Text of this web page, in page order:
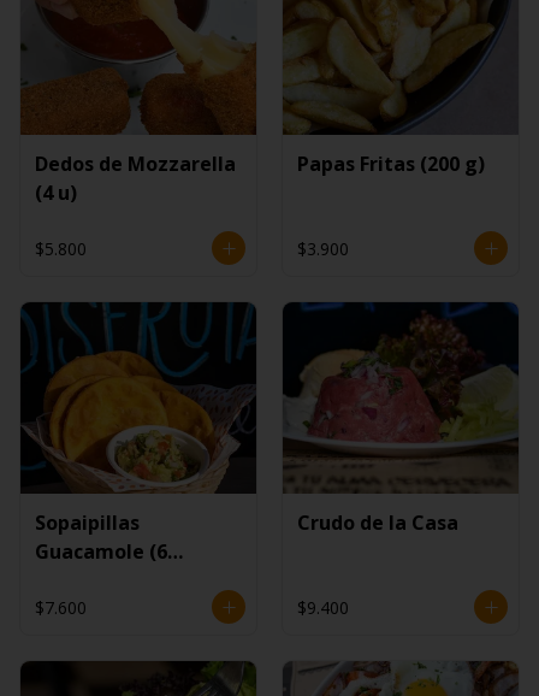
Dedos de Mozzarella
(4 u)
$5.800
Papas Fritas (200 g)
$3.900
Sopaipillas
Guacamole (6
$7.600
Crudo de la Casa
$9.400